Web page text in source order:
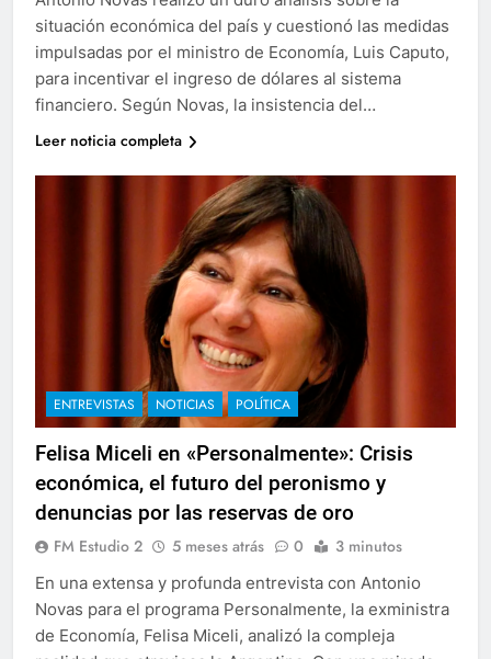
situación económica del país y cuestionó las medidas
impulsadas por el ministro de Economía, Luis Caputo,
para incentivar el ingreso de dólares al sistema
financiero. Según Novas, la insistencia del…
Leer noticia completa
ENTREVISTAS NOTICIAS POLÍTICA
Felisa Miceli en «Personalmente»: Crisis
económica, el futuro del peronismo y
denuncias por las reservas de oro
FM Estudio 2 5 meses atrás 0 3 minutos
En una extensa y profunda entrevista con Antonio
Novas para el programa Personalmente, la exministra
de Economía, Felisa Miceli, analizó la compleja